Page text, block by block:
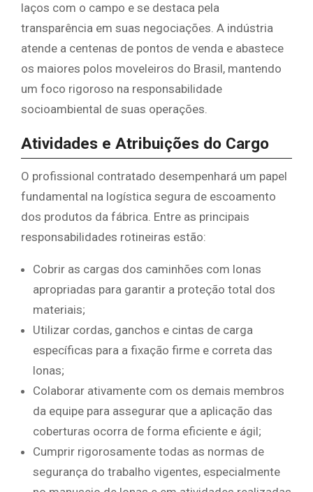
laços com o campo e se destaca pela
transparência em suas negociações. A indústria
atende a centenas de pontos de venda e abastece
os maiores polos moveleiros do Brasil, mantendo
um foco rigoroso na responsabilidade
socioambiental de suas operações.
​Atividades e Atribuições do Cargo
​O profissional contratado desempenhará um papel
fundamental na logística segura de escoamento
dos produtos da fábrica. Entre as principais
responsabilidades rotineiras estão:
​Cobrir as cargas dos caminhões com lonas
apropriadas para garantir a proteção total dos
materiais;
​Utilizar cordas, ganchos e cintas de carga
específicas para a fixação firme e correta das
lonas;
​Colaborar ativamente com os demais membros
da equipe para assegurar que a aplicação das
coberturas ocorra de forma eficiente e ágil;
​Cumprir rigorosamente todas as normas de
segurança do trabalho vigentes, especialmente